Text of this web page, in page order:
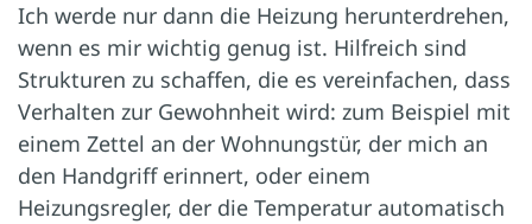
Ich werde nur dann die Heizung herunterdrehen,
wenn es mir wichtig genug ist. Hilfreich sind
Strukturen zu schaffen, die es vereinfachen, dass
Verhalten zur Gewohnheit wird: zum Beispiel mit
einem Zettel an der Wohnungstür, der mich an
den Handgriff erinnert, oder einem
Heizungsregler, der die Temperatur automatisch